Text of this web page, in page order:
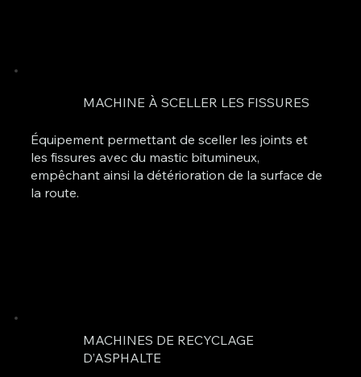
MACHINE À SCELLER LES FISSURES
Équipement permettant de sceller les joints et
les fissures avec du mastic bitumineux,
empêchant ainsi la détérioration de la surface de
la route.
MACHINES DE RECYCLAGE
D’ASPHALTE